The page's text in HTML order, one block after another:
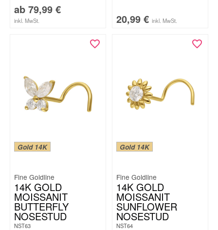
ab 79,99 €
inkl. MwSt. 20,99 € inkl. MwSt.
Gold 14K
Fine Goldline
14K GOLD
MOISSANIT
BUTTERFLY
NOSESTUD
NST63
Gold 14K
Fine Goldline
14K GOLD
MOISSANIT
SUNFLOWER
NOSESTUD
NST64